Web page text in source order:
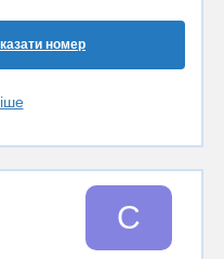
номер
C